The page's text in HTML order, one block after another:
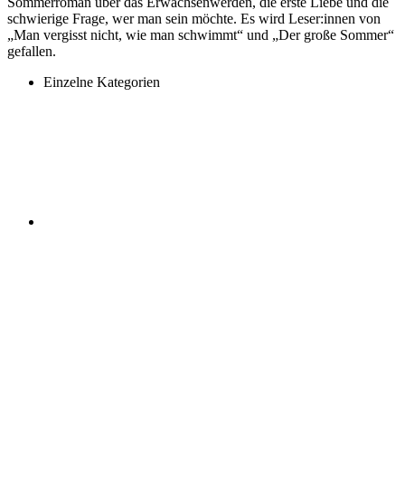
schwierige Frage, wer man sein möchte. Es wird Leser:innen von
„Man vergisst nicht, wie man schwimmt“ und „Der große Sommer“
gefallen.
Einzelne Kategorien